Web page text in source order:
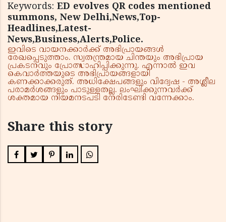
Keywords: ED evolves QR codes mentioned
summons, New Delhi,News,Top-
Headlines,Latest-
News,Business,Alerts,Police.
ഇവിടെ വായനക്കാർക്ക് അഭിപ്രായങ്ങൾ
രേഖപ്പെടുത്താം. സ്വതന്ത്രമായ ചിന്തയും അഭിപ്രായ
പ്രകടനവും പ്രോത്സാഹിപ്പിക്കുന്നു. എന്നാൽ ഇവ
കെവാർത്തയുടെ അഭിപ്രായങ്ങളായി
കണക്കാക്കരുത്. അധിക്ഷേപങ്ങളും വിദ്വേഷ - അശ്ലീല
പരാമർശങ്ങളും പാടുള്ളതല്ല. ലംഘിക്കുന്നവർക്ക്
ശക്തമായ നിയമനടപടി നേരിടേണ്ടി വന്നേക്കാം.
Share this story